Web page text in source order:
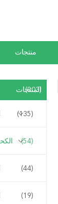
منتجات
المنتجات(903)
(135)
(54)
(44)
(19)